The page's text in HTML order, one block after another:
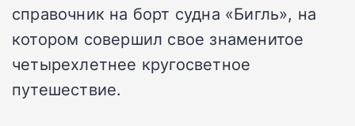
справочник на борт судна «Бигль», на
котором совершил свое знаменитое
четырехлетнее кругосветное
путешествие.